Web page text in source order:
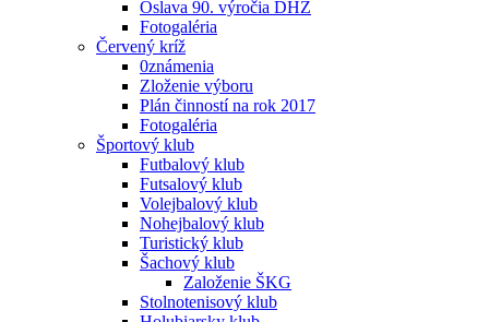
Oslava 90. výročia DHZ
Fotogaléria
Červený kríž
0známenia
Zloženie výboru
Plán činností na rok 2017
Fotogaléria
Športový klub
Futbalový klub
Futsalový klub
Volejbalový klub
Nohejbalový klub
Turistický klub
Šachový klub
Založenie ŠKG
Stolnotenisový klub